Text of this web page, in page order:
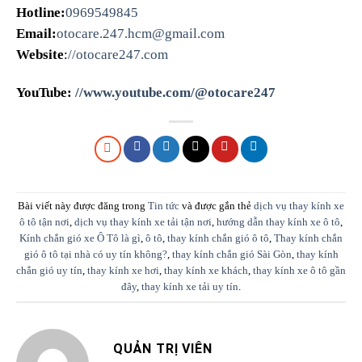
Hotline:0969549845
Email:otocare.247.hcm@gmail.com
Website://otocare247.com
YouTube: //www.youtube.com/@otocare247
Bài viết này được đăng trong Tin tức và được gắn thẻ dịch vụ thay kính xe
ô tô tận nơi, dịch vụ thay kính xe tải tận nơi, hướng dẫn thay kính xe ô tô,
Kính chắn gió xe Ô Tô là gì, ô tô, thay kính chắn gió ô tô, Thay kính chắn
gió ô tô tại nhà có uy tín không?, thay kính chắn gió Sài Gòn, thay kính
chắn gió uy tín, thay kính xe hơi, thay kính xe khách, thay kính xe ô tô gần
đây, thay kính xe tải uy tín.
QUẢN TRỊ VIÊN